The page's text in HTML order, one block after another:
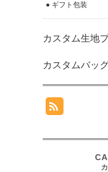
● ギフト包装
カスタム生地
カスタムバッ